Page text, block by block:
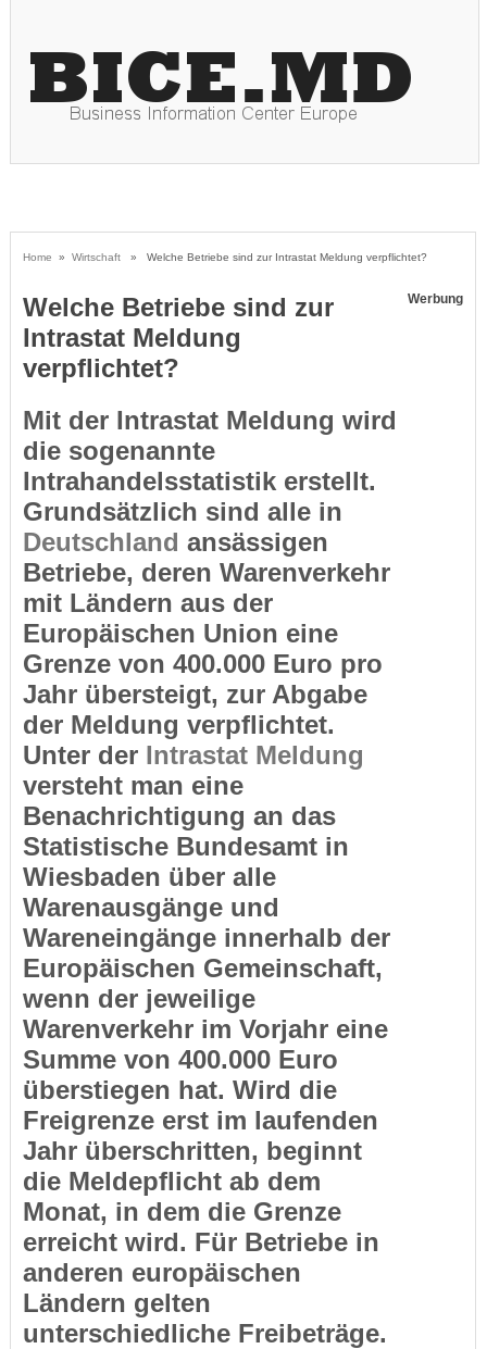
Home » Wirtschaft» Welche Betriebe sind zur Intrastat Meldung verpflichtet?
Welche Betriebe sind zur
Intrastat Meldung
verpflichtet?
Werbung
Mit der Intrastat Meldung wird
die sogenannte
Intrahandelsstatistik erstellt.
Grundsätzlich sind alle in
Deutschland ansässigen
Betriebe, deren Warenverkehr
mit Ländern aus der
Europäischen Union eine
Grenze von 400.000 Euro pro
Jahr übersteigt, zur Abgabe
der Meldung verpflichtet.
Unter der Intrastat Meldung
versteht man eine
Benachrichtigung an das
Statistische Bundesamt in
Wiesbaden über alle
Warenausgänge und
Wareneingänge innerhalb der
Europäischen Gemeinschaft,
wenn der jeweilige
Warenverkehr im Vorjahr eine
Summe von 400.000 Euro
überstiegen hat. Wird die
Freigrenze erst im laufenden
Jahr überschritten, beginnt
die Meldepflicht ab dem
Monat, in dem die Grenze
erreicht wird. Für Betriebe in
anderen europäischen
Ländern gelten
unterschiedliche Freibeträge.